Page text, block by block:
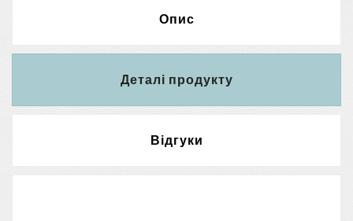
Опис
Деталі продукту
Відгуки